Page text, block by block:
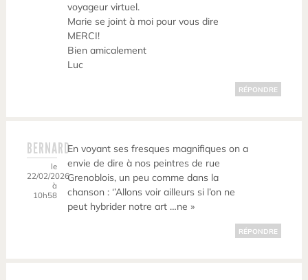
voyageur virtuel.
Marie se joint à moi pour vous dire
MERCI!
Bien amicalement
Luc
RÉPONDRE
BERNARD
le
22/02/2026
à
10h58
En voyant ses fresques magnifiques on a
envie de dire à nos peintres de rue
Grenoblois, un peu comme dans la
chanson : ‘’Allons voir ailleurs si l’on ne
peut hybrider notre art …ne »
RÉPONDRE